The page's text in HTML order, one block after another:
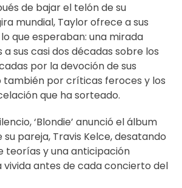
de bajar el telón de su
mundial, Taylor ofrece a sus
que esperaban: una mirada
sus casi dos décadas sobre los
por la devoción de sus
también por críticas feroces y los
que ha sorteado.
‘Blondie’ anunció el álbum
pareja, Travis Kelce, desatando
teorías y una anticipación
antes de cada concierto del